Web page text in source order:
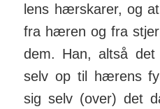
lens hær­skarer, og
fra hæren og fra
dem. Han, altså det
selv op til hærens
sig selv (over) det